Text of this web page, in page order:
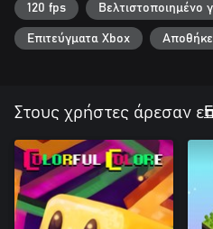
120 fps Βελτιστοποιημένο
Επιτεύγματα Xbox
Στους χρήστες άρεσαν